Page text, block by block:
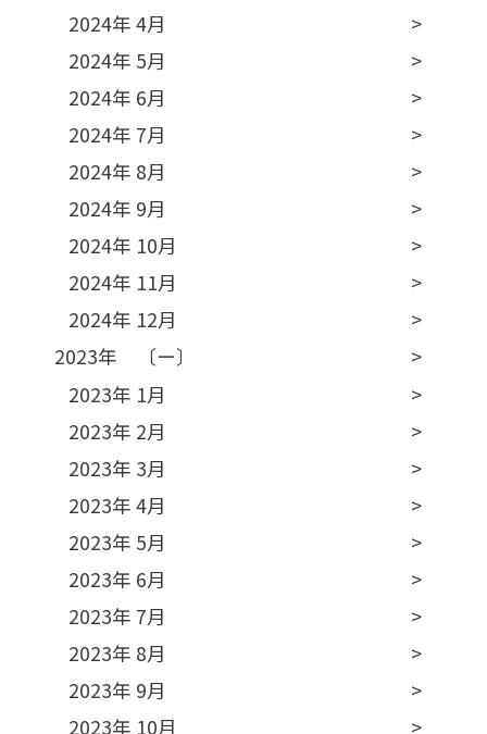
2024年 4月
2024年 5月
2024年 6月
2024年 7月
2024年 8月
2024年 9月
2024年 10月
2024年 11月
2024年 12月
2023年 〔ー〕
2023年 1月
2023年 2月
2023年 3月
2023年 4月
2023年 5月
2023年 6月
2023年 7月
2023年 8月
2023年 9月
2023年 10月